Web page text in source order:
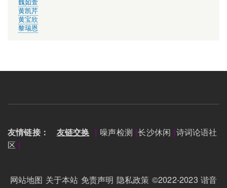
魏如萱
黄凯芹
黄宝欣
黎瑞恩
友情链接： 友链交换 | 噪声检测 |长沙休闲 |诗词论语社
区 |
网站地图 关于本站 免责声明 隐私政策 ©2022-2023 谐音